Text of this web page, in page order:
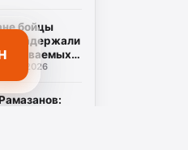
бойцы
задержали
в
04.08.2026